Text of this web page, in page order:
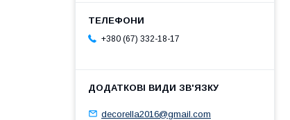
+380 (67) 332-18-17
decorella2016@gmail.com